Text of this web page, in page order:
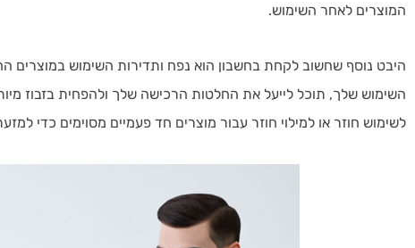
המוצרים לאחר השימוש.
היבט נוסף שחשוב לקחת בחשבון הוא נפח ותדירות השימוש במוצרים
השימוש שלך, תוכל לייעל את החלטות הרכישה שלך ולהפחית בזבוז
לשימוש חוזר או למילוי חוזר עבור מוצרים חד פעמיים מסוימים כדי